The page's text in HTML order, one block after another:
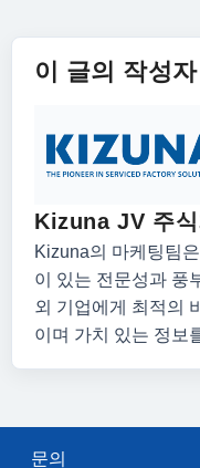
이 글의 작성자
Kizuna JV 주
Kizuna의 마케팅팀
이 있는 전문성과 풍
외 기업에게 최적의
이며 가치 있는 정보
문의